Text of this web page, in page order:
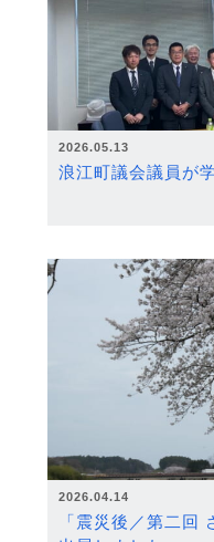
2026.05.13
浪江町議会議員が
2026.04.14
「震災後／第二回